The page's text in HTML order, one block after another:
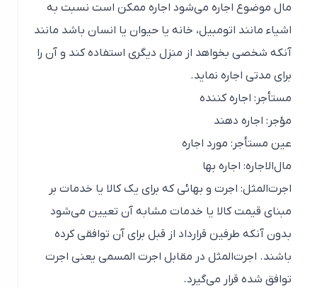
مال موضوع اجاره‌ می‌شود اجاره ممکن است نسبت به
اشیاء مانند اتومبیل، خانه یا حیوان یا انسان باشد مانند
آنکه شخصی بخواهد از منزل دیگری استفاده کند و آن را
برای مدتی اجاره نماید.
مستأجر: اجاره ‌کننده
مؤجر: اجاره دهند
عین مستأجر: مورد اجاره
مال‌الاجاره: اجاره بها
اجرت‌المثل: اجرت و بهائی که برای یک کالا یا خدمات بر
مبنای قیمت کالا یا خدمات مشابه آن تعیین می‌شود
بدون آنکه طرفین قرارداد از قبل برای آن توافقی کرده
باشند. اجرت‌المثل در مقابل اجرت المسمی یعنی اجرت
توافق شده قرار می‌گیرد.